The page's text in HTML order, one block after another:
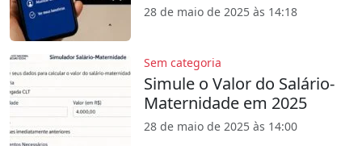
28 de maio de 2025 às 14:18
Sem categoria
Simule o Valor do Salário-
Maternidade em 2025
28 de maio de 2025 às 14:00